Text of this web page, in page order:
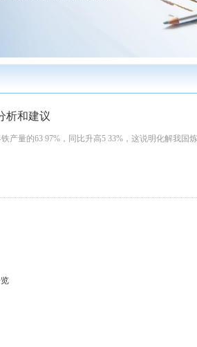
理服务
城市服务
案例展示
析和建议
量的63 97%，同比升高5 33%，这说明化解我国